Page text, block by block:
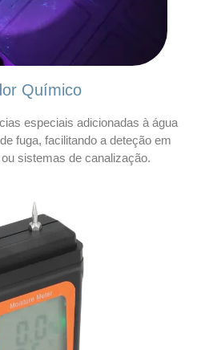
Químico
especiais adicionadas à água
fuga, facilitando a deteção em
sistemas de canalização.